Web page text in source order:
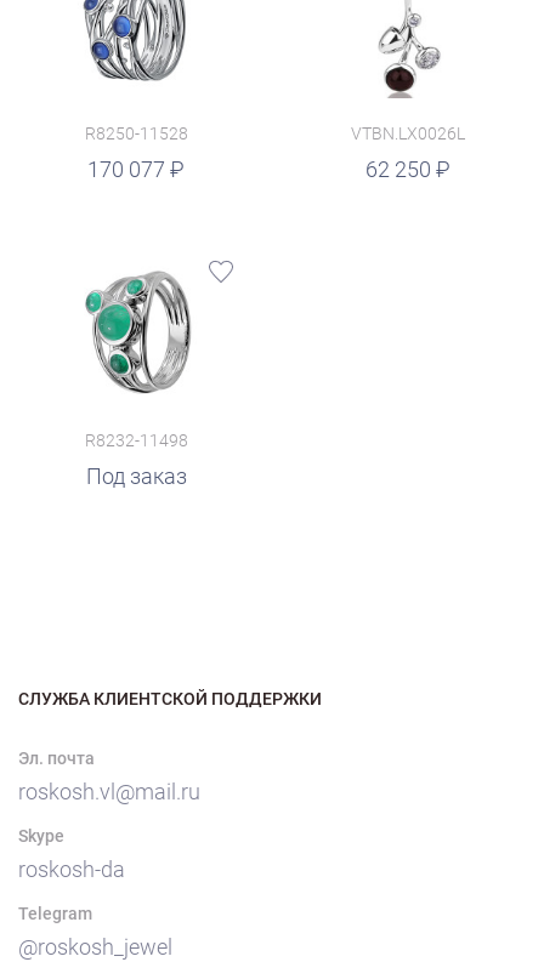
R8250-11528
170 077
VTBN.LX0026L
62 250
руб.
R8232-11498
Под заказ
СЛУЖБА КЛИЕНТСКОЙ ПОДДЕРЖКИ
Эл. почта
roskosh.vl@mail.ru
Skype
roskosh-da
Telegram
@roskosh_jewel